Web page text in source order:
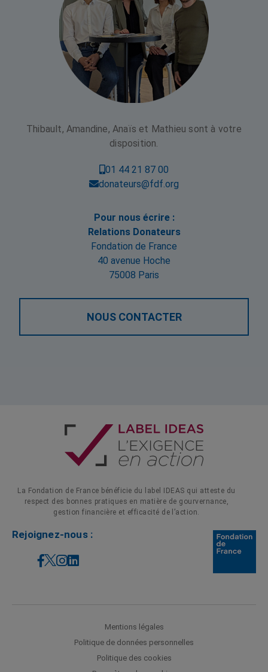
Thibault, Amandine, Anaïs et Mathieu sont à votre
disposition.
01 44 21 87 00
donateurs@fdf.org
Pour nous écrire :
Relations Donateurs
Fondation de France
40 avenue Hoche
75008 Paris
NOUS CONTACTER
La Fondation de France bénéficie du label IDEAS qui atteste du
respect des bonnes pratiques en matière de gourvernance,
gestion financière et efficacité de l’action.
Rejoignez-nous
Mentions légales
Politique de données personnelles
Politique des cookies